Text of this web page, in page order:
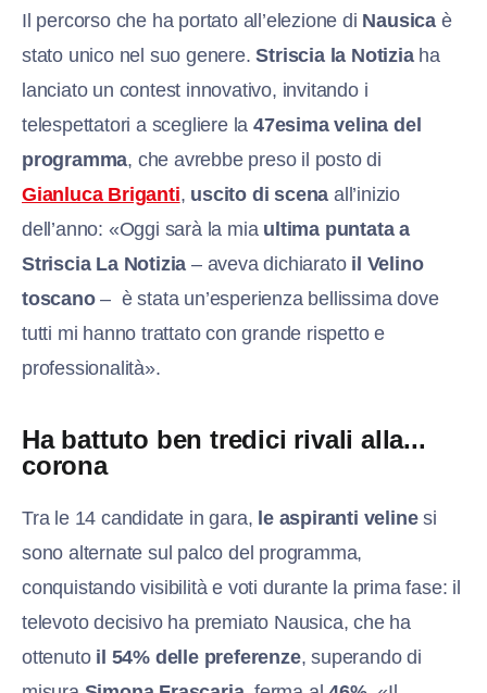
Il percorso che ha portato all’elezione di Nausica è
stato unico nel suo genere.Striscia la Notiziaha
lanciato un contest innovativo, invitando i
telespettatori a scegliere la47esima velina del
programma, che avrebbe preso il posto di
Gianluca Briganti, uscito di scena all’inizio
dell’anno: «Oggi sarà la mia ultima puntata a
Striscia La Notizia – aveva dichiarato il Velino
toscano– è stata un’esperienza bellissima dove
tutti mi hanno trattato con grande rispetto e
professionalità».
Ha battuto ben tredici rivali alla...
corona
Tra le 14 candidate in gara, le aspiranti velinesi
sono alternate sul palco del programma,
conquistando visibilità e voti durante la prima fase: il
televoto decisivo ha premiato Nausica, che ha
ottenuto il 54% delle preferenze, superando di